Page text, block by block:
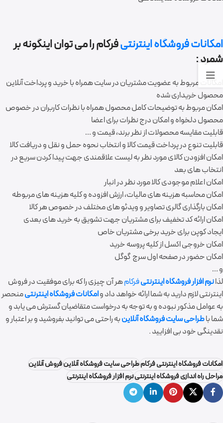
امکانات فروشگاه اینترنتیفرکام را می توان اینگونه بر
شمرد :
امکانات مربوط به عضویت مشتریان در سایت همراه با خرید و پرداخت آنلاین
محصول خریداری شده
امکان مربوط به توضیحات کامل محصول همراه با نظرات کاربران در خصوص
محصول دلخواه و امکان درج نظرات برای اعضا
قابلیت مقایسه محصولات از نظر برند، قیمت و …
قابلیت تنوع در پرداخت قیمت کالا و انتخاب نحوه حمل و نقل و دریافت کالا
امکان افزودن کالای مورد نظر به لیست علاقمندی جهت پیدا کردن سریع در
انتخاب های بعد
امکان اعلام موجودی کالا مورد نظر در انبار
امکان محاسبه هزینه های مالیات، ارزش افزوده و کلیه هزینه های مربوطه
امکان بارگذاری گالری تصاویر و ویدئو های مختلف در خصوص هر کالا
امکان ارائه کد تخفیف برای مشتریان جهت تشویق به خرید های بعدی
ایجاد کوپن برای خرید برخی مشتریان خاص
امکان خروجی اکسل از کلیه پروسه خرید
امکان حضور در صفحه اول سرچ گوگل
و …
لذانرم افزار فروشگاه اینترنتیفرکامهر آن چیزی را که برای موفقیت در فروش
اینترنتی لازم دارید به شما ارائه خواهد داد وامکانات فروشگاه اینترنتیمنحصر
به عوامل مذکور نبوده و به توجه به درخواست متقاضیان گسترش می یابد و
شما باطراحی سایت فروشگاه آنلاینبه راحتی می توانید بفروشید و بر اعتبار و
نقدینگی خود بی افزایید .
امکانات فروشگاه اینترنتی فرکامطراحی سایت فروشگاه آنلاینفروش آنلاین
مراحل راه اندازی فروشگاه اینترنتینرم افزار فروشگاه اینترنتی